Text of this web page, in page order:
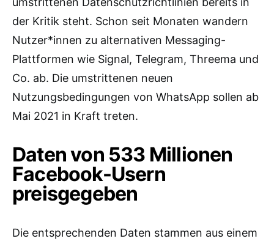
der Kritik steht. Schon seit Monaten wandern
Nutzer*innen zu alternativen Messaging-
Plattformen wie Signal, Telegram, Threema und
Co. ab. Die umstrittenen neuen
Nutzungsbedingungen von WhatsApp sollen ab
Mai 2021 in Kraft treten.
Daten von 533 Millionen
Facebook-Usern
preisgegeben
Die entsprechenden Daten stammen aus einem